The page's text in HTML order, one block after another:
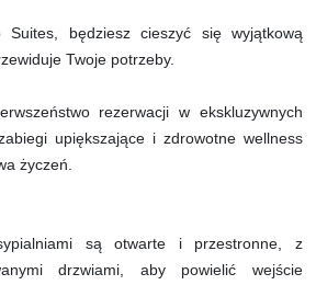
będziesz cieszyć się wyjątkową
Twoje potrzeby.
rezerwacji w ekskluzywnych
upiększające i zdrowotne wellness
życzeń.
są otwarte i przestronne, z
drzwiami, aby powielić wejście